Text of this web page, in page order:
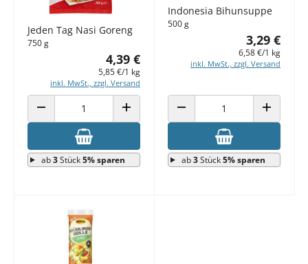
Jeden Tag Nasi Goreng
750 g
4,39 €
5,85 €/1 kg
inkl. MwSt., zzgl. Versand
ANZAHL VERRINGERN ANZAHL ERHÖHEN
ab3Stück5% sparen
Indonesia Bihunsuppe
500 g
3,29 €
6,58 €/1 kg
inkl. MwSt., zzgl. Versand
ANZAHL VERRINGERN ANZAHL
ab3Stück5% sparen